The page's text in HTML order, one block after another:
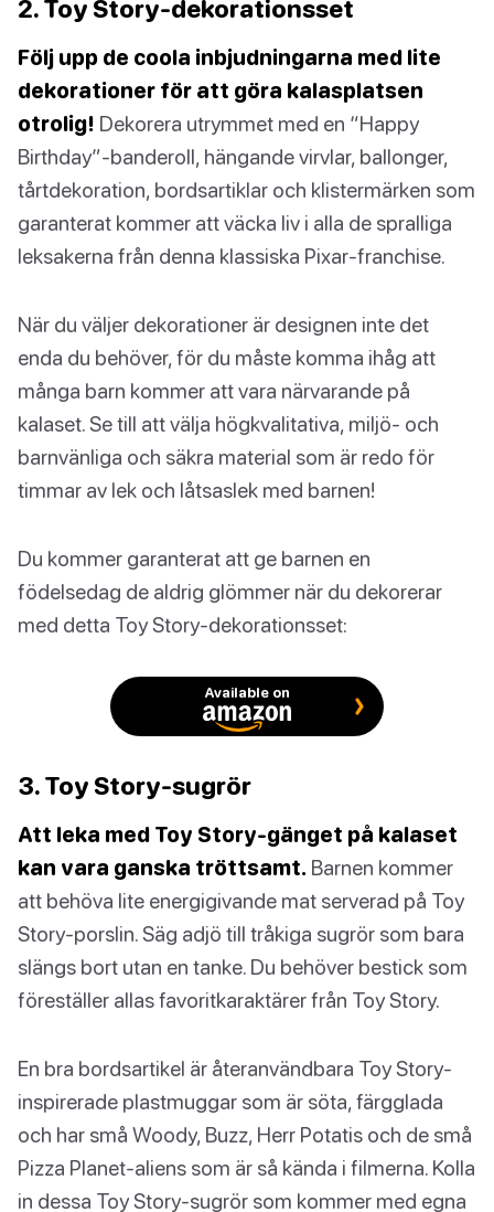
2. Toy Story-dekorationsset
Följ upp de coola inbjudningarna med lite
dekorationer för att göra kalasplatsen
otrolig! Dekorera utrymmet med en “Happy
Birthday”-banderoll, hängande virvlar, ballonger,
tårtdekoration, bordsartiklar och klistermärken som
garanterat kommer att väcka liv i alla de spralliga
leksakerna från denna klassiska Pixar-franchise.
När du väljer dekorationer är designen inte det
enda du behöver, för du måste komma ihåg att
många barn kommer att vara närvarande på
kalaset. Se till att välja högkvalitativa, miljö- och
barnvänliga och säkra material som är redo för
timmar av lek och låtsaslek med barnen!
Du kommer garanterat att ge barnen en
födelsedag de aldrig glömmer när du dekorerar
med detta Toy Story-dekorationsset:
Available on
3. Toy Story-sugrör
Att leka med Toy Story-gänget på kalaset
kan vara ganska tröttsamt. Barnen kommer
att behöva lite energigivande mat serverad på Toy
Story-porslin. Säg adjö till tråkiga sugrör som bara
slängs bort utan en tanke. Du behöver bestick som
föreställer allas favoritkaraktärer från Toy Story.
En bra bordsartikel är återanvändbara Toy Story-
inspirerade plastmuggar som är söta, färgglada
och har små Woody, Buzz, Herr Potatis och de små
Pizza Planet-aliens som är så kända i filmerna. Kolla
in dessa Toy Story-sugrör som kommer med egna